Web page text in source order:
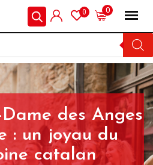
0
0
des Anges
: un joyau du
catalan